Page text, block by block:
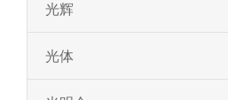
光辉
光体